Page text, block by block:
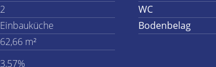
2 WC
Einbauküche Bodenbelag
62,66 m²
3,57%